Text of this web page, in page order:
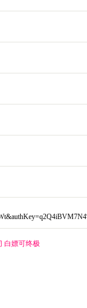
白嫖可终极